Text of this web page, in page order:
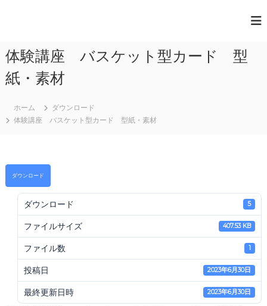
ツ
ス
プ
社
団
法
日
ー
パ
ー
ア
協
®
体験講座 バスケット型カード 型
紙・素材
ホーム
ダウンロード
体験講座 バスケット型カード 型紙・素材
ダウンロード
ダウンロード 5
ファイルサイズ 407.53 KB
ファイル数 1
投稿日 2023年6月30日
最終更新日時 2023年6月30日